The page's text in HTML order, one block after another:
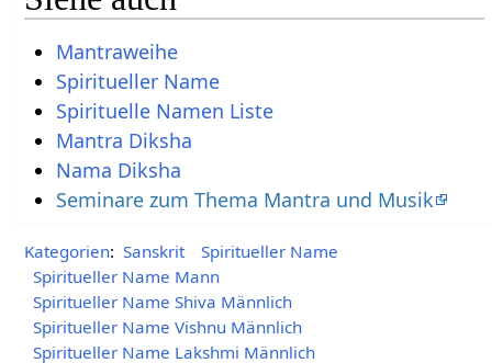
Mantraweihe
Spiritueller Name
Spirituelle Namen Liste
Mantra Diksha
Nama Diksha
Seminare zum Thema Mantra und Musik
Kategorien: Sanskrit
Spiritueller Name
Spiritueller Name Mann
Spiritueller Name Shiva Männlich
Spiritueller Name Vishnu Männlich
Spiritueller Name Lakshmi Männlich